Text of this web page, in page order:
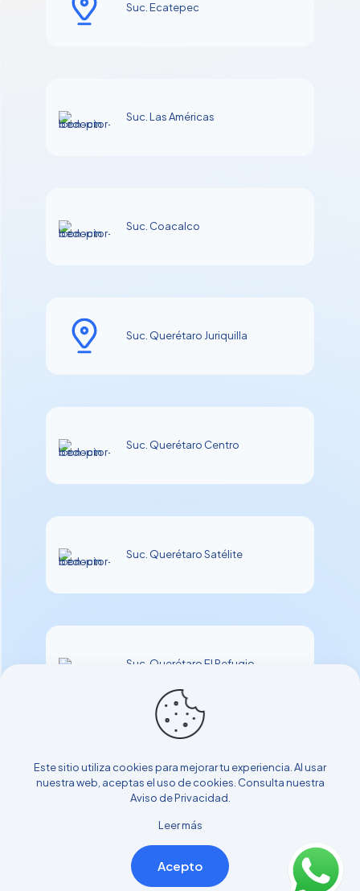
Suc. Ecatepec
Suc. Las Américas
Suc. Coacalco
Suc. Querétaro Juriquilla
Suc. Querétaro Centro
Suc. Querétaro Satélite
Suc. Querétaro El Refugio
© 2025 OrthoDiagnostico. All Rights Reserved.
AVISO DE PRIVACIDAD
Este sitio utiliza cookies para mejorar tu experiencia. Al usar
nuestra web, aceptas el uso de cookies. Consulta nuestra
Aviso de Privacidad
Leer más
Acepto